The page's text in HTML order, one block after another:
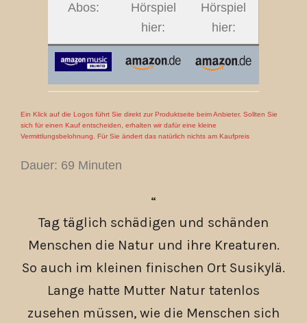
Abos:
Hörspiel
hier:
Hörspiel
hier:
Ein Klick auf die Logos führt Sie direkt zur Produktseite beim Anbieter. Sollten Sie
sich für einen Kauf entscheiden, erhalten wir dafür eine kleine
Vermittlungsbelohnung. Für Sie ändert das natürlich nichts am Kaufpreis
Dauer: 69 Minuten
Tag täglich schädigen und schänden
Menschen die Natur und ihre Kreaturen.
So auch im kleinen finischen Ort Susikylä.
Lange hatte Mutter Natur tatenlos
zusehen müssen, wie die Menschen sich